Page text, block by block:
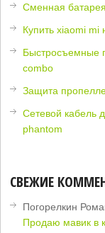
Сменная
Купить xiaomi mi
Быстросъемные
combo
Защита
Сетевой кабель
phantom
СВЕЖИЕ
Погорелкин
Продаю мавик в